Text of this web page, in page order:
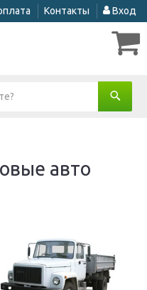
Контакты Вход
авто